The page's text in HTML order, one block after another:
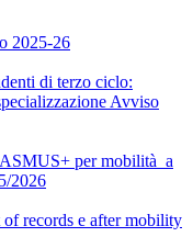
2025-26
di terzo ciclo:
Avviso
per mobilità a
2026
of records e after mobility